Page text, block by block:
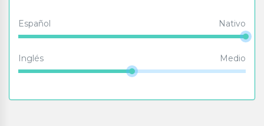
Español Nativo
Inglés Medio